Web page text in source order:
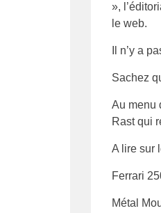
»,
le web.
Il n’y a
Sachez
Au menu
Rast qui
A lire sur
Ferrari
Métal